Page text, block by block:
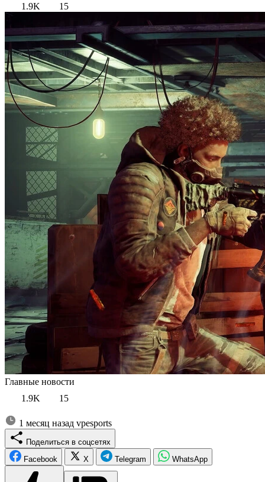
1.9K
15
Главные новости
1.9K
15
1 месяц назад vpesports
Поделиться в соцсетях
Facebook
X Telegram WhatsApp